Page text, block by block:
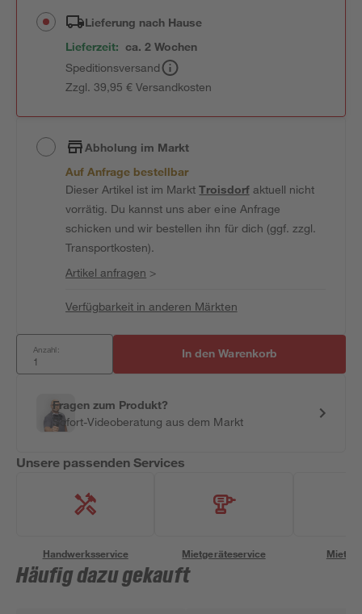
Lieferung nach Hause
Lieferzeit: ca. 2 Wochen
Speditionsversand
Zzgl. 39,95 € Versandkosten
Abholung im Markt
Auf Anfrage bestellbar
Dieser Artikel ist im MarktTroisdorfaktuell nicht
vorrätig. Du kannst uns aber eine Anfrage
schicken und wir bestellen ihn für dich (ggf. zzgl.
Transportkosten).
Artikel anfragen >
Verfügbarkeit in anderen Märkten
Anzahl: In den Warenkorb
Fragen zum Produkt?
Sofort-Videoberatung aus dem Markt
Unsere passenden Services
Handwerksservice Mietgeräteservice
Häufig dazu gekauft